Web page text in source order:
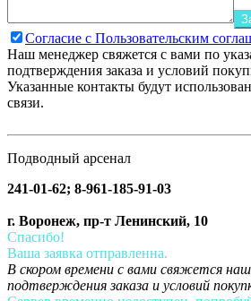
Согласие с Пользовательским
Наш менеджер свяжется с вами по
подтверждения заказа и условий
Указанные контакты будут
связи.
Подводный арсенал
241-01-62; 8-961-185-91-03
г. Воронеж, пр-т Ленинский, 10
Спасибо!
Ваша заявка отправленна.
В скором времени с вами свяжется
подтверждения заказа и условий